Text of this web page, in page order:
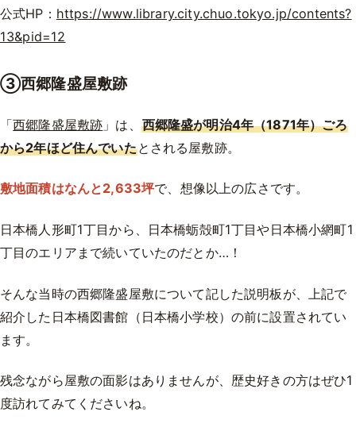
公式HP： https://www.library.city.chuo.tokyo.jp/contents?
13&pid=12
③西郷隆盛屋敷跡
「西郷隆盛屋敷跡 」は、 西郷隆盛が明治4年（1871年）ごろ
から2年ほど住んでいたとされる屋敷跡。
敷地面積はなんと2,633坪で、想像以上の広さです。
日本橋人形町1丁目から、日本橋蛎殻町1丁目や日本橋小網町1
丁目のエリアまで続いていたのだとか…！
そんな当時の西郷隆盛屋敷について記した説明板が、上記で
紹介した日本橋図書館（日本橋小学校）の前に設置されてい
ます。
残念ながら屋敷の面影はありませんが、歴史好きの方はぜひ1
度訪れてみてくださいね。